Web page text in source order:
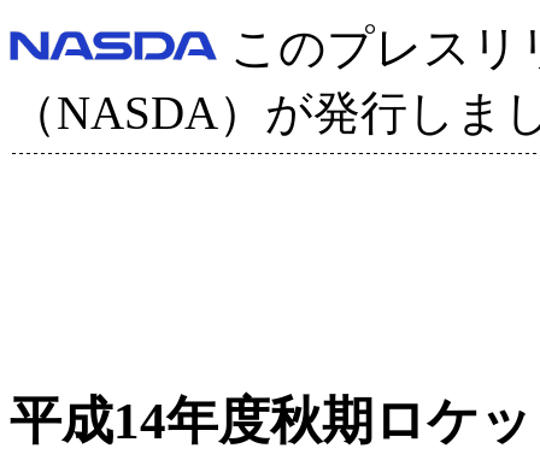
このプレスリ
（NASDA）が発行しま
平成14年度秋期ロケ